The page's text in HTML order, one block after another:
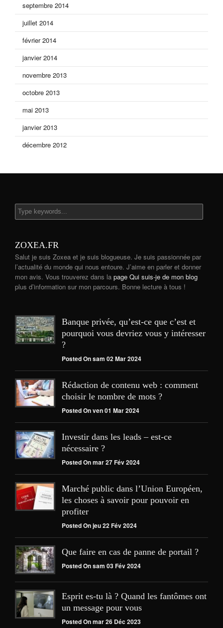
septembre 2014
juillet 2014
février 2014
janvier 2014
novembre 2013
octobre 2013
mai 2013
janvier 2013
décembre 2012
ZOXEA.FR
Salut je suis Zoxea et je suis blogueuse. Je suis passionnée par
l’actualité du monde qui nous entoure. J’aime en parler et donner
mon avis. Vous trouverez dans la page Qui suis-je de mon blog
plus d’information sur mon parcours. Bonne lecture à tous !
Banque privée, qu’est-ce que c’est et
pourquoi vous devriez vous y intéresser
?
Posted On sam 02 Mar 2024
Rédaction de contenu web : comment
choisir le nombre de mots ?
Posted On ven 01 Mar 2024
Investir dans les leads – est-ce
nécessaire ?
Posted On mar 27 Fév 2024
Marché public dans l’Union Européen,
les choses à savoir pour pouvoir en
profiter
Posted On jeu 22 Fév 2024
Que faire en cas de panne de portail ?
Posted On sam 03 Fév 2024
Esprit es-tu là ? Quand les fantômes ont
un message pour vous
Posted On mar 26 Déc 2023